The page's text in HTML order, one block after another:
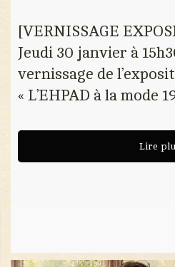
[VERNISSAGE
Jeudi 30 janvier à
vernissage de
« L’EHPAD à la mode
Lire